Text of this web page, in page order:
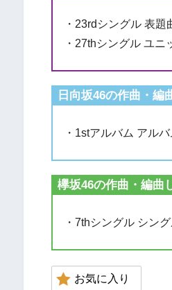
・23rdシングル 表題
・27thシングル ユニ
日向坂46の作曲・編
・1stアルバム アル
欅坂46の作曲・編曲
・7thシングル シン
お気に入り